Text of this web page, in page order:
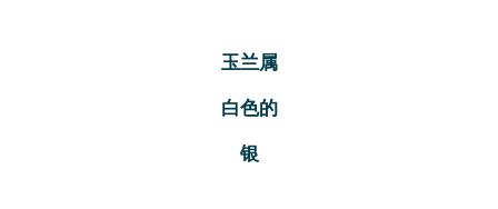
玉兰属
白色的
银